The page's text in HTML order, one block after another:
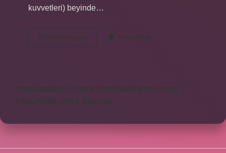
kuvvetleri) beyinde…
Devamını okuyun
Sallanma
Yorum Bırak
https://safderun.com.tr
https://sokoglam.com.tr
https://sinto.com.tr
Sitemap